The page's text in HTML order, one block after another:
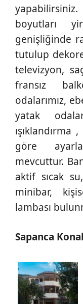
boyutları
genişliğinde
tutulup
televizyon,
fransız
odalarımız,
yatak
göre
mevcuttur.
aktif sıcak
minibar,
lambası
Sapanca